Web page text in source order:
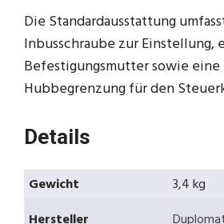
Die Standardausstattung
Inbusschraube zur Einstellung,
Befestigungsmutter sowie eine
Hubbegrenzung für den
Details
Gewicht
3,4 kg
Hersteller